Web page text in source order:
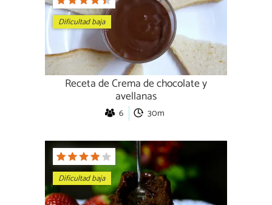
Dificultad baja
Receta de Crema de chocolate y
avellanas
6 30m
Dificultad baja